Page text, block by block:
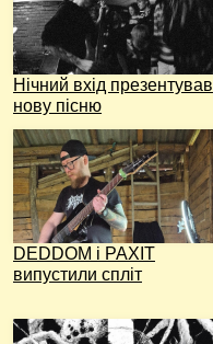
Нічний вхід презентував
нову пісню
DEDDOM і PAXIT
випустили спліт